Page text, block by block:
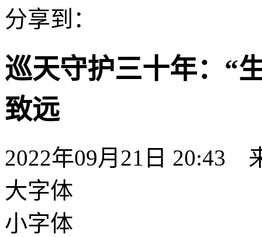
分享到：
巡天守护三十年：“
致远
2022年09月21日 20:43
大字体
小字体